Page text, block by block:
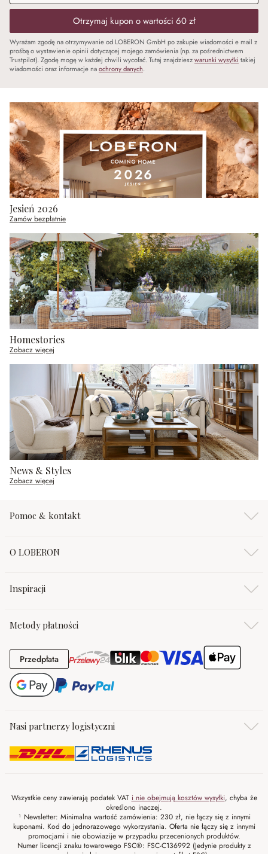
Otrzymaj kupon o wartości 60 zł
Wyrażam zgodę na otrzymywanie od LOBERON GmbH po zakupie wiadomości e mail z
prośbą o wystawienie opinii dotyczącej mojego zamówienia (np. za pośrednictwem
Trustpilot). Zgodę mogę w każdej chwili wycofać. Tutaj znajdzieszwarunki wysyłki takiej
wiadomości oraz informacje naochrony danych.
Jesień 2026
Zamów bezpłatnie
Homestories
Zobacz więcej
News & Styles
Zobacz więcej
Pomoc & kontakt
O LOBERON
Inspiracji
Metody płatności
PrzedpłataPrzedpłata
Nasi partnerzy logistyczni
Wszystkie ceny zawierają podatek VAT i nie obejmują kosztów wysyłki, chyba że
określono inaczej.
¹ Newsletter: Minimalna wartość zamówienia: 230 zł, nie łączy się z innymi
kuponami. Kod do jednorazowego wykorzystania. Oferta nie łączy się z innymi
promocjami i nie obowiazije w przypadku przecenionych produktów.
Numer licencji znaku towarowego FSC®: FSC-C136992 (Jedynie produkty z